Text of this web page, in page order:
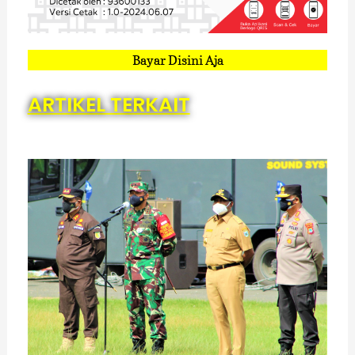
Bayar Disini Aja
ARTIKEL TERKAIT